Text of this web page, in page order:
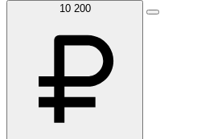
10 200